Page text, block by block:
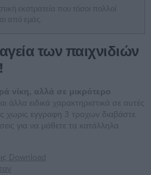
των παιχνιδιών
νίκη, αλλά σε μικρότερο
άλλα ειδικά χαρακτηριστικά σε αυτές
χωρις εγγραφη 3 τροχων διαβάστε
για να μάθετε τα κατάλληλα
Download